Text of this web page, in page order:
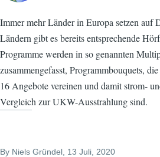
Immer mehr Länder in Europa setzen auf
Ländern gibt es bereits entsprechende
Programme werden in so genannten
zusammengefasst, Programmbouquets,
16 Angebote vereinen und damit strom-
Vergleich zur UKW-Ausstrahlung sind.
By Niels Gründel , 13 Juli, 2020